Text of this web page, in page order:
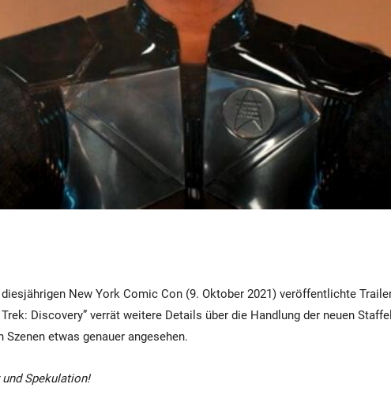
diesjährigen New York Comic Con (9. Oktober 2021) veröffentlichte
Discovery” verrät weitere Details über die Handlung der neuen
Szenen etwas genauer angesehen.
Spekulation!